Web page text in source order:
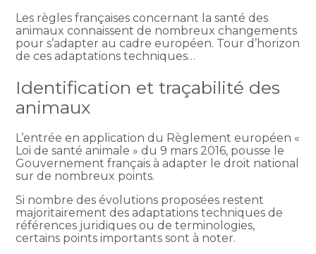
Les règles françaises concernant la santé des
animaux connaissent de nombreux changements
pour s’adapter au cadre européen. Tour d’horizon
de ces adaptations techniques…
Identification et traçabilité des
animaux
L’entrée en application du Règlement européen «
Loi de santé animale » du 9 mars 2016, pousse le
Gouvernement français à adapter le droit national
sur de nombreux points.
Si nombre des évolutions proposées restent
majoritairement des adaptations techniques de
références juridiques ou de terminologies,
certains points importants sont à noter.